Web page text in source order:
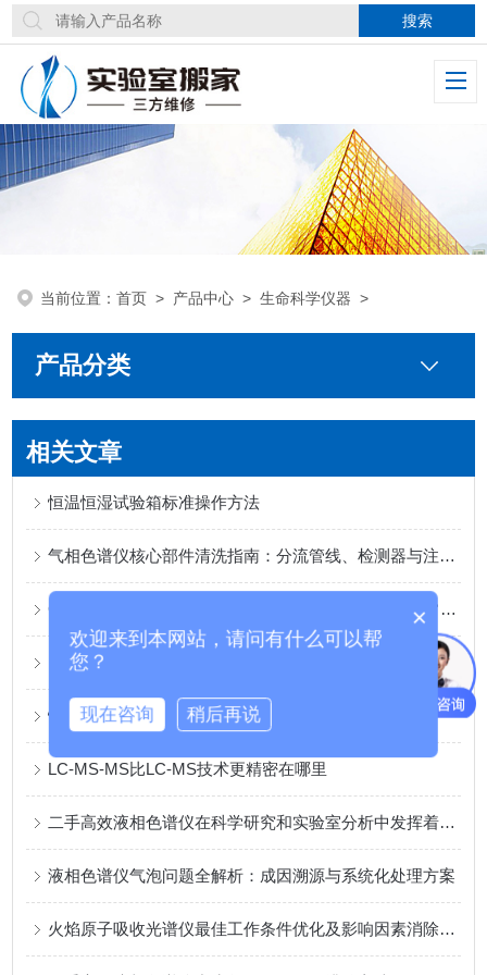
当前位置：首页 > 产品中心 >生命科学仪器 >
产品分类
相关文章
恒温恒湿试验箱标准操作方法
气相色谱仪核心部件清洗指南：分流管线、检测器与注射器
GC-MS气质联用仪“失常”诊断：从调谐失败到数据异常的六大核心故障
LCMSMS和LCMS定量分析的几个问题
恒温恒湿箱的结构组成及操作使用注意事项
LC-MS-MS比LC-MS技术更精密在哪里
二手高效液相色谱仪在科学研究和实验室分析中发挥着重要的作用
液相色谱仪气泡问题全解析：成因溯源与系统化处理方案
火焰原子吸收光谱仪最佳工作条件优化及影响因素消除策略
×
欢迎来到本网站，请问有什么可以帮
您？
现在咨询 稍后再说